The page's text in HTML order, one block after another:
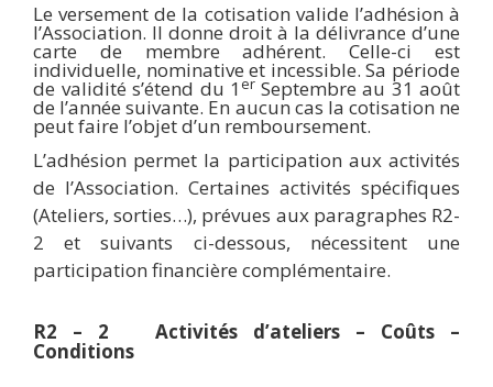
Le versement de la cotisation valide l’adhésion à
l’Association. Il donne droit à la délivrance d’une
carte de membre adhérent. Celle-ci est
individuelle, nominative et incessible. Sa période
de validité s’étend du 1erSeptembre au 31 août
de l’année suivante. En aucun cas la cotisation ne
peut faire l’objet d’un remboursement.
L’adhésion permet la participation aux activités
de l’Association. Certaines activités spécifiques
(Ateliers, sorties…), prévues aux paragraphes R2-
2 et suivants ci-dessous, nécessitent une
participation financière complémentaire.
R2 – 2 Activités d’ateliers – Coûts –
Conditions